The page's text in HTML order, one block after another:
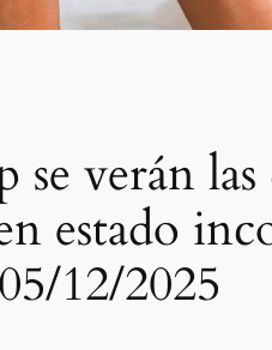
verán
estado
12/2025